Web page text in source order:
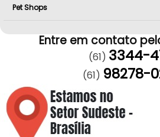
Pet Shops
Entre em contato
(61) 3344-
(61) 98278-